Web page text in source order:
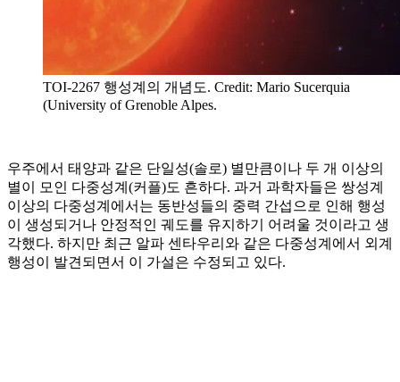
TOI-2267 행성계의 개념도. Credit: Mario Sucerquia
(University of Grenoble Alpes.
우주에서 태양과 같은 단일성(솔로) 별만큼이나 두 개 이상의
별이 모인 다중성계(커플)도 흔하다. 과거 과학자들은 쌍성계
이상의 다중성계에서는 동반성들의 중력 간섭으로 인해 행성
이 생성되거나 안정적인 궤도를 유지하기 어려울 것이라고 생
각했다. 하지만 최근 알파 센타우리와 같은 다중성계에서 외계
행성이 발견되면서 이 가설은 수정되고 있다.